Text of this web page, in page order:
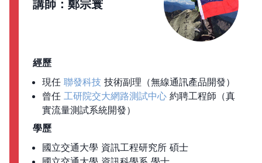
講師：鄭宗寰
經歷
現任 聯發科技 技術副理（無線通訊產品開發）
曾任 工研院交大網路測試中心 約聘工程師（真
實流量測試系統開發）
學歷
國立交通大學 資訊工程研究所 碩士